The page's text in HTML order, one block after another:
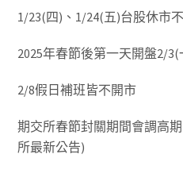
1/23(四)、1/24(五)台股休市
2025年春節後第一天開盤2/3(
2/8假日補班皆不開市
期交所春節封關期間會調高
所最新公告)